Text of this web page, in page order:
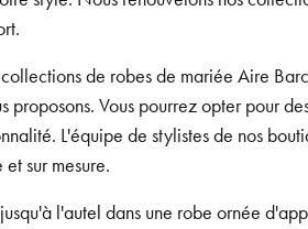
de robes de mariée Aire
Vous pourrez opter pour
L'équipe de stylistes de nos
sur mesure.
l'autel dans une robe ornée